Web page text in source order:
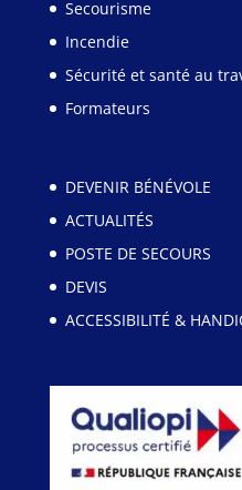
Secourisme
Incendie
Sécurité et santé au
Formateurs
DEVENIR BÉNÉVOLE
ACTUALITÉS
POSTE DE SECOURS
DEVIS
ACCESSIBILITÉ &